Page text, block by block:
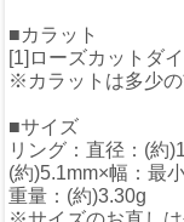
■カラット
[1]ローズカットダ
※カラットは多少の
■サイズ
リング：直径：(約
(約)5.1mm×幅：最
重量：(約)3.30g